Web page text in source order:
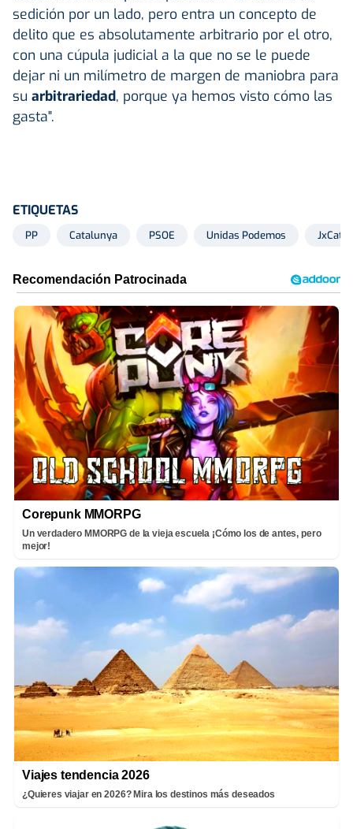
sedición por un lado, pero entra un concepto de
delito que es absolutamente arbitrario por el otro,
con una cúpula judicial a la que no se le puede
dejar ni un milímetro de margen de maniobra para
su arbitrariedad, porque ya hemos visto cómo las
gasta".
ETIQUETAS
PP Catalunya PSOE Unidas Podemos JxCat
Corepunk MMORPG
Un verdadero MMORPG de la vieja escuela ¡Cómo los de antes, pero
mejor!
Viajes tendencia 2026
¿Quieres viajar en 2026? Mira los destinos más deseados